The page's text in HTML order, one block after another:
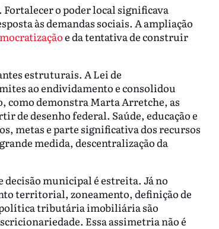
o poder local significava
às demandas sociais. A ampliação
e da tentativa de construir
estruturais. A Lei de
ao endividamento e consolidou
como demonstra Marta Arretche, as
de desenho federal. Saúde, educação e
metas e parte significativa dos recursos
medida, descentralização da
decisão municipal é estreita. Já no
territorial, zoneamento, definição de
política tributária imobiliária são
Essa assimetria não é